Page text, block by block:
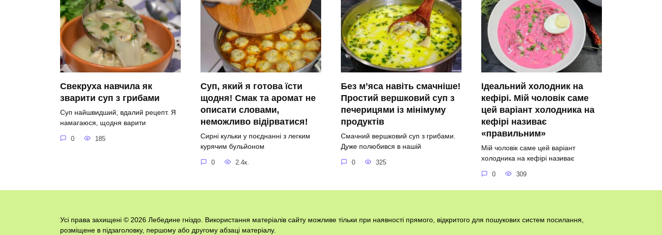
Свекруха навчила як
зварити суп з грибами
Суп найшвидший, вдалий рецепт. Я
намагаюся, щодня варити
0 185
Суп, який я готова їсти
щодня! Смак та аромат не
описати словами,
неможливо відірватися!
Сирні кульки у поєднанні з легким
курячим бульйоном
0 2.4к.
Без м’яса навіть смачніше!
Простий вершковий суп з
печерицями із мінімуму
продуктів
Смачний вершковий суп з грибами.
Дуже полюбився в нашій
0 325
Ідеальний холодник на
кефірі. Мій чоловік саме
цей варіант холодника на
кефірі називає
«правильним»
Мій чоловік саме цей варіант
холодника на кефірі називає
0 309
Усі права захищені © 2026 Лебедине гніздо. Використання матеріалів сайту можливе тільки при наявності прямого, відкритого для пошукових систем посилання,
розміщене в підзаголовку, першому або другому абзаці матеріалу.